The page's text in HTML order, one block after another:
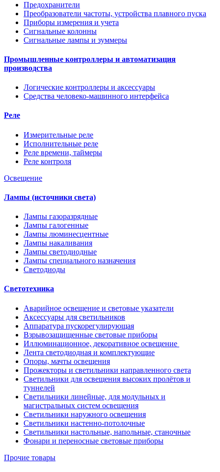
Предохранители
Преобразователи частоты, устройства плавного пуска
Приборы измерения и учета
Сигнальные колонны
Сигнальные лампы и зуммеры
Промышленные контроллеры и автоматизация
производства
Логические контроллеры и аксессуары
Средства человеко-машинного интерфейса
Реле
Измерительные реле
Исполнительные реле
Реле времени, таймеры
Реле контроля
Освещение
Лампы (источники света)
Лампы газоразрядные
Лампы галогенные
Лампы люминесцентные
Лампы накаливания
Лампы светодиодные
Лампы специального назначения
Светодиоды
Светотехника
Аварийное освещение и световые указатели
Аксессуары для светильников
Аппаратура пускорегулирующая
Взрывозащищенные световые приборы
Иллюминационное, декоративное освещение
Лента светодиодная и комплектующие
Опоры, мачты освещения
Прожекторы и светильники направленного света
Светильники для освещения высоких пролётов и
туннелей
Светильники линейные, для модульных и
магистральных систем освещения
Светильники наружного освещения
Светильники настенно-потолочные
Светильники настольные, напольные, станочные
Фонари и переносные световые приборы
Прочие товары